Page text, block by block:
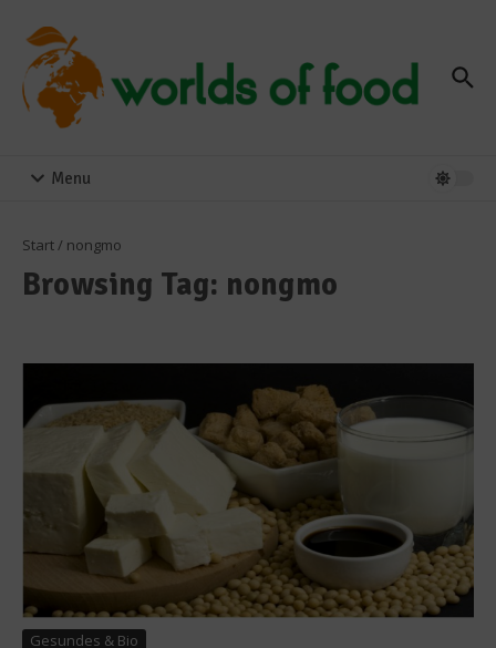
Menu
Start/ nongmo
Browsing Tag: nongmo
Gesundes & Bio